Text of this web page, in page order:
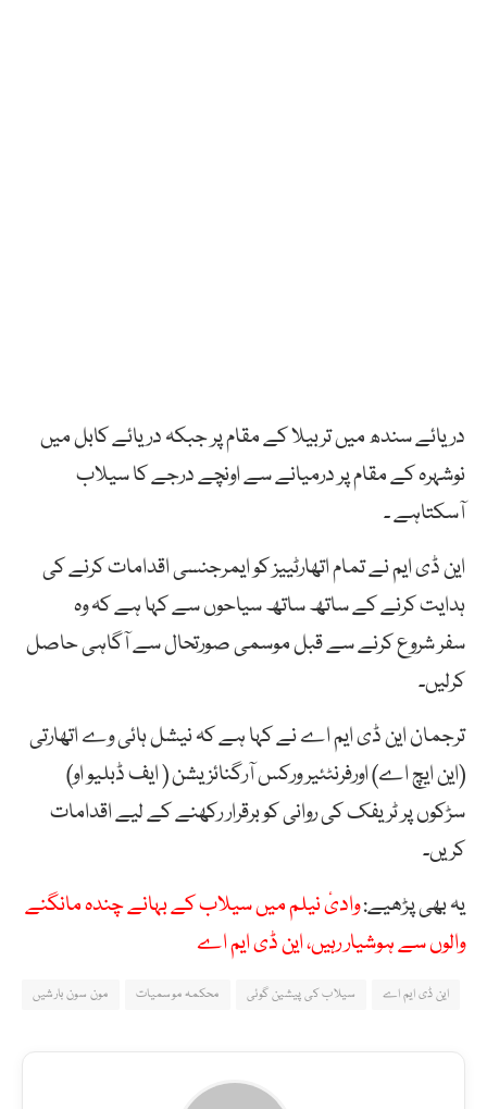
دریائے سندھ میں تربیلا کے مقام پر جبکہ دریائے کابل میں
نوشہرہ کے مقام پر درمیانے سے اونچے درجے کا سیلاب
آسکتاہے ۔
این ڈی ایم نے تمام اتھارٹییز کو ایمرجنسی اقدامات کرنے کی
ہدایت کرنے کے ساتھ ساتھ سیاحوں سے کہا ہے کہ وہ
سفر شروع کرنے سے قبل موسمی صورتحال سے آگاہی حاصل
کرلیں۔
ترجمان این ڈی ایم اے نے کہا ہے کہ نیشل ہائی وے اتھارتی
(این ایچ اے) اورفرنٹئیر ورکس آرگنائزیشن ( ایف ڈبلیو او)
سڑکوں پر ٹریفک کی روانی کو برقرار رکھنے کے لیے اقدامات
کریں۔
یہ بھی پڑھیے:وادیٔ نیلم میں سیلاب کے بہانے چندہ مانگنے
والوں سے ہوشیار رہیں، این ڈی ایم اے
این ڈی ایم اے سیلاب کی پیشین گوئی محکمہ موسمیات مون سون بارشیں